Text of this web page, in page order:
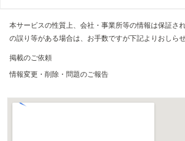
本サービスの性質上、会社・事業所等の情報は保証さ
の誤り等がある場合は、お手数ですが下記よりおしらせ
掲載のご依頼
情報変更・削除・問題のご報告